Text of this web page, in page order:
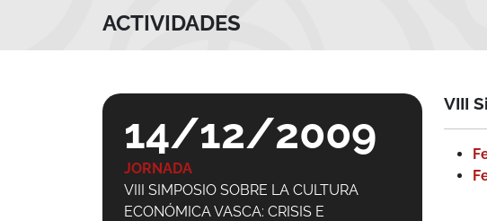
ACTIVIDADES
14/12/2009
JORNADA
VIII SIMPOSIO SOBRE LA CULTURA
ECONÓMICA VASCA: CRISIS E
VIII